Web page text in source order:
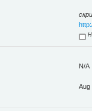
N/A
Aug